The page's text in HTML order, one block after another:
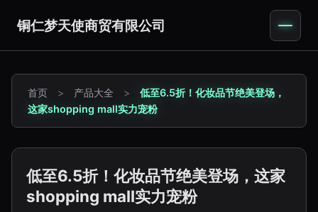
铜仁梦天使商贸有限公司
首页 > 产品大全 >
低至6.5折！化妆品节绝美登场，
这家shopping mall实力宠粉
低至6.5折！化妆品节绝美登场，这家
shopping mall实力宠粉